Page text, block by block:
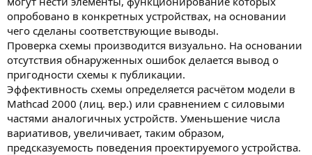
опробовано в конкретных устройствах, на основании
чего сделаны соответствующие выводы.
Проверка схемы производится визуально. На основании
отсутствия обнаруженных ошибок делается вывод о
пригодности схемы к публикации.
Эффективность схемы определяется расчётом модели в
Mathcad 2000 (лиц. вер.) или сравнением с силовыми
частями аналогичных устройств. Уменьшение числа
вариативов, увеличивает, таким образом,
предсказуемость поведения проектируемого устройства.